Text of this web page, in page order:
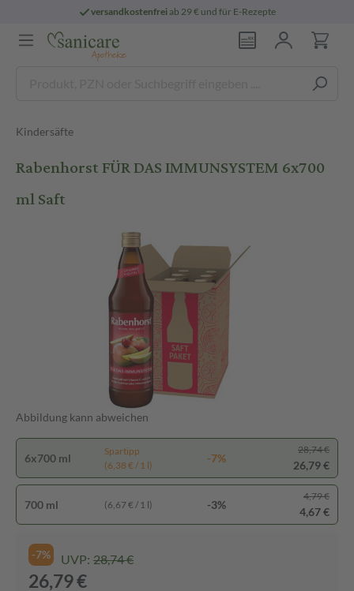
versandkostenfreiab 29 € und für E-Rezepte
Kindersäfte
Rabenhorst FÜR DAS IMMUNSYSTEM 6x700
ml Saft
Abbildung kann abweichen
6x700 ml
Spartipp
(6,38 € / 1 l)
-7%
28,74 €
26,79 €
700 ml (6,67 € / 1 l) -3%
4,79 €
4,67 €
-7% UVP: 28,74 €
26,79 €